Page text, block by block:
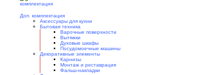
Доп. комплектация
Аксессуары для кухни
Бытовая техника
Варочные поверхности
Вытяжки
Духовые шкафы
Посудомоечные машины
Декоративные элементы
Карнизы
Монтаж и реставрация
Фальш-накладки